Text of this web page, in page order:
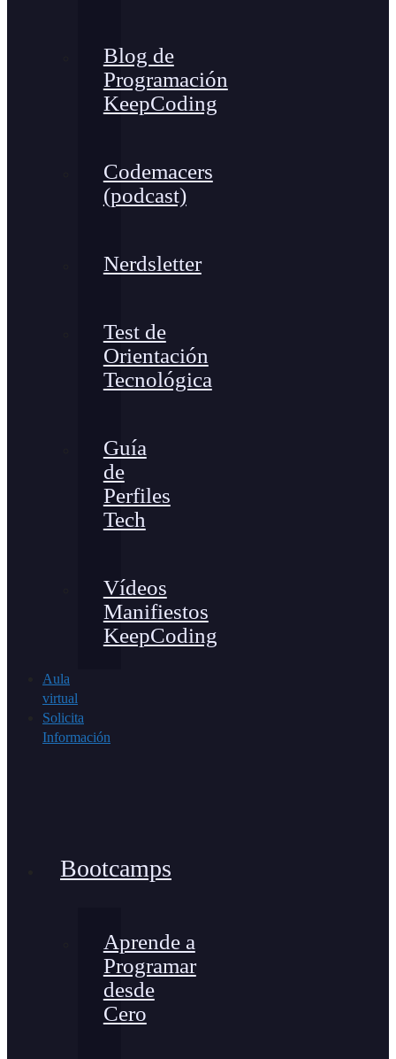
Blog de
Programación
KeepCoding
Codemacers
(podcast)
Nerdsletter
Test de
Orientación
Tecnológica
Guía
de
Perfiles
Tech
Vídeos
Manifiestos
KeepCoding
Aula
virtual
Solicita
Información
Bootcamps
Aprende a
Programar
desde
Cero